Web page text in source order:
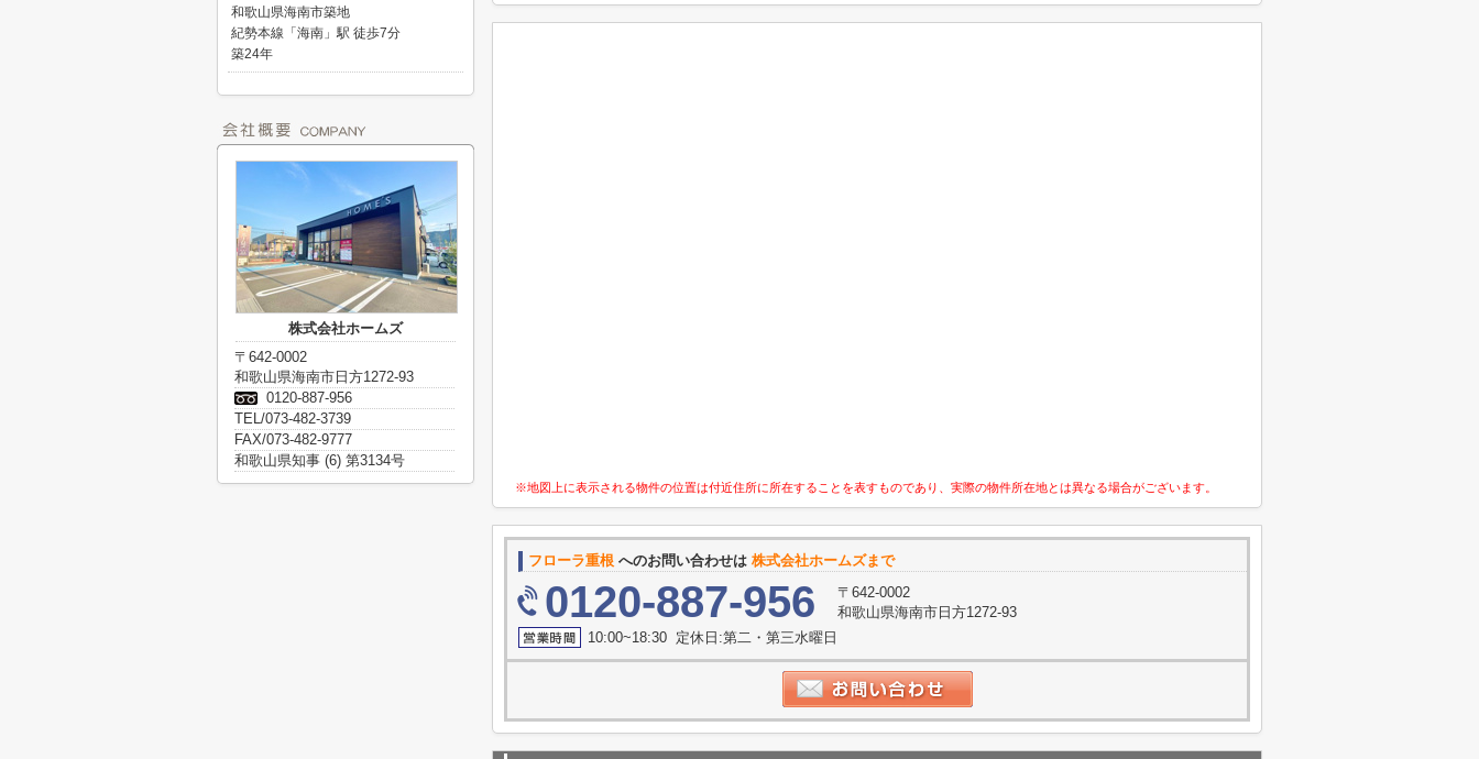
※地図上に表示される物件の位置は付近住所に所在することを表すものであり、実際の物件所在地とは異なる場合がございます。
フローラ重根 へのお問い合わせは 株式会社ホームズまで
0120-887-956
〒642-0002
和歌山県海南市日方1272-93
10:00~18:30 定休日:第二・第三水曜日
和歌山県海南市築地
紀勢本線「海南」駅 徒歩7分
築24年
株式会社ホームズ
〒642-0002
和歌山県海南市日方1272-93
0120-887-956
TEL/073-482-3739
FAX/073-482-9777
和歌山県知事 (6) 第3134号